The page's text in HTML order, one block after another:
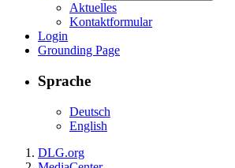
Aktuelles
Kontaktformular
Login
Grounding Page
Sprache
Deutsch
English
DLG.org